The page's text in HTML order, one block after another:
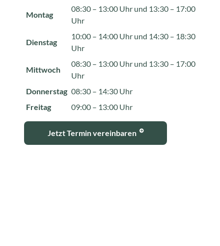
Montag
08:30 – 13:00 Uhr und 13:30 – 17:00
Uhr
Dienstag
10:00 – 14:00 Uhr und 14:30 – 18:30
Uhr
Mittwoch
08:30 – 13:00 Uhr und 13:30 – 17:00
Uhr
Donnerstag 08:30 – 14:30 Uhr
Freitag
09:00 – 13:00 Uhr
Jetzt Termin vereinbaren